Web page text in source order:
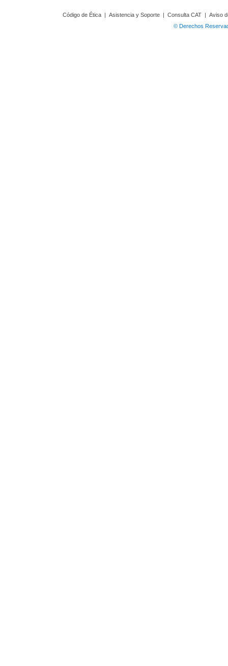
Código de Ética | Asistencia y Soporte | Consulta CAT | Aviso
© Derechos